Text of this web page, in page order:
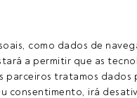
como dados de
a permitir que as
parceiros tratamos dados
consentimento, irá